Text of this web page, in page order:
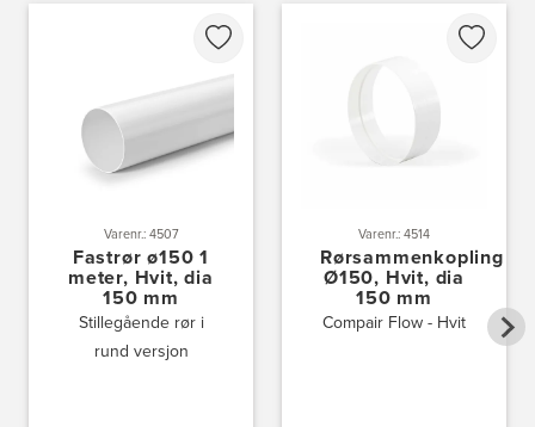
Varenr.: 4507
Fastrør ø150 1
meter, Hvit, dia
150 mm
Stillegående rør i
rund versjon
Varenr.: 4514
Rørsammenkopling
Ø150, Hvit, dia
150 mm
Compair Flow - Hvit